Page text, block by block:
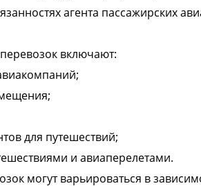
агента пассажирских
включают:
для путешествий;
и авиаперелетами.
могут варьироваться в